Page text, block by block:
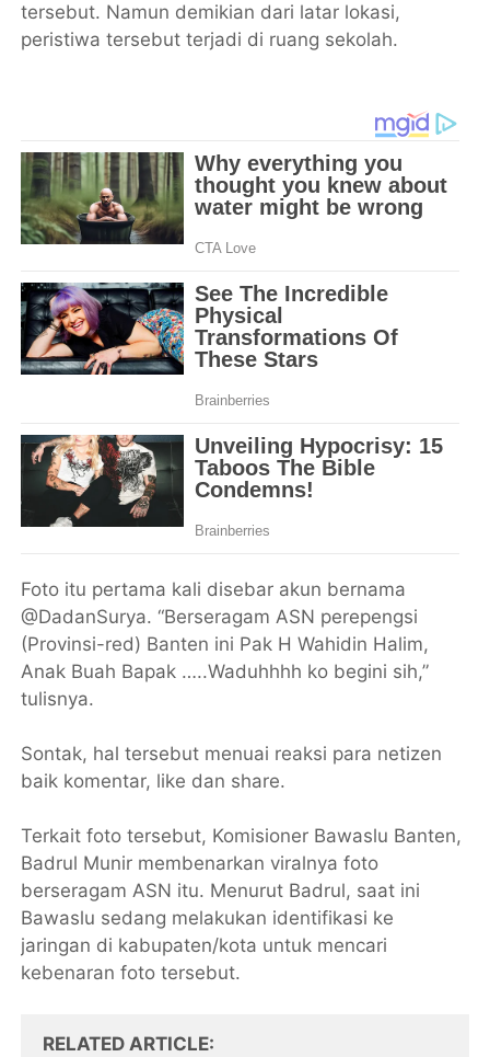
tersebut. Namun demikian dari latar lokasi,
peristiwa tersebut terjadi di ruang sekolah.
Foto itu pertama kali disebar akun bernama
@DadanSurya. “Berseragam ASN perepengsi
(Provinsi-red) Banten ini Pak H Wahidin Halim,
Anak Buah Bapak …..Waduhhhh ko begini sih,”
tulisnya.
Sontak, hal tersebut menuai reaksi para netizen
baik komentar, like dan share.
Terkait foto tersebut, Komisioner Bawaslu Banten,
Badrul Munir membenarkan viralnya foto
berseragam ASN itu. Menurut Badrul, saat ini
Bawaslu sedang melakukan identifikasi ke
jaringan di kabupaten/kota untuk mencari
kebenaran foto tersebut.
RELATED ARTICLE